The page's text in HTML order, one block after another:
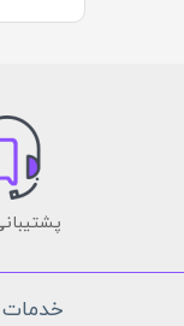
خدمات